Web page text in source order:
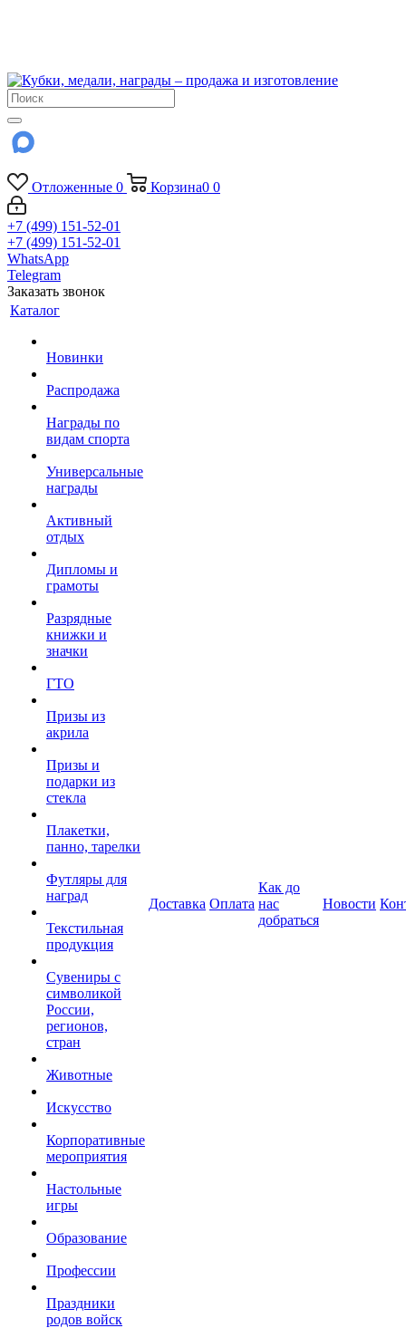
Отложенные 0 Корзина0 0
+7 (499) 151-52-01
+7 (499) 151-52-01
WhatsApp
Telegram
Заказать звонок
Каталог
Новинки
Распродажа
Награды по
видам спорта
Универсальные
награды
Активный
отдых
Дипломы и
грамоты
Разрядные
книжки и
значки
ГТО
Призы из
акрила
Призы и
подарки из
стекла
Плакетки,
панно, тарелки
Футляры для
наград
Текстильная
продукция
Сувениры с
символикой
России,
регионов,
стран
Животные
Искусство
Корпоративные
мероприятия
Настольные
игры
Образование
Профессии
Праздники
родов войск
Доставка Оплата
Как до
нас
добраться
Новости